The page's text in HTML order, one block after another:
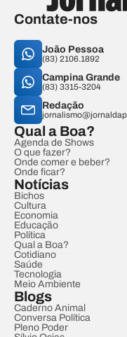
Contate-nos
João Pessoa
(83) 2106.1892
Campina Grande
(83) 3315-3204
Redação
Qual a Boa?
Agenda de Shows
O que fazer?
Onde comer e beber?
Onde ficar?
Notícias
Bichos
Cultura
Economia
Educação
Política
Qual a Boa?
Cotidiano
Saúde
Tecnologia
Meio Ambiente
Blogs
Caderno Animal
Conversa Política
Pleno Poder